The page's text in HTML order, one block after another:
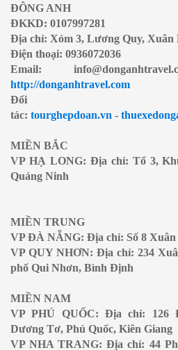
ĐÔNG ANH
ĐKKD: 0107997281
Địa chỉ: Xóm 3, Lương Quy, Xuân
Điện thoại: 0936072036
Email:
http://donganhtravel.com
Đối
tác: tourghepdoan.vn -
MIỀN BẮC
VP HẠ LONG: Địa chỉ: Tổ 3,
Quảng Ninh
MIỀN TRUNG
VP ĐÀ NẴNG: Địa chỉ: Số 8
VP QUY NHƠN: Địa chỉ: 234
phố Qui Nhơn, Bình Định
MIỀN NAM
VP PHÚ QUỐC: Địa chỉ: 126
Dương Tơ, Phú Quốc, Kiên Giang
VP NHA TRANG: Địa chỉ: 44